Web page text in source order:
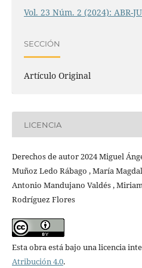
Vol. 23 Núm. 2 (2024): ABR-
SECCIÓN
Artículo Original
LICENCIA
Derechos de autor 2024 Miguel
Muñoz Ledo Rábago , María
Antonio Mandujano Valdés ,
Rodríguez Flores
Esta obra está bajo una licencia
Atribución 4.0.